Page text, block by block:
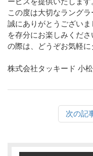
この度は大切なラング
誠にありがとうござい
を存分にお楽しみくだ
の際は、どうぞお気軽に
株式会社タッキード 小
次の記